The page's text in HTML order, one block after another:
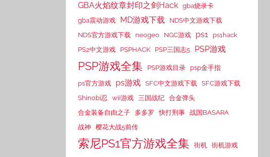
GBA火焰纹章封印之剑Hack gba烧录卡
gba震动游戏
MD游戏下载
NDS中文游戏下载
NDS官方游戏下载
neogeo NGC游戏 ps1
ps1hack
PS2中文游戏
PSPHACK PSP三国志5 PSP游戏
PSP游戏全集 PSP游戏目录
psp金手指
ps官方游戏
ps游戏 SFC中文游戏下载 SFC游戏下载
Shinobi忍
wii游戏 三国战纪 合金弹头
合金装备自由之子
多多罗 快打刑事 战国BASARA
战神
樱花大战5前传
索尼PS1官方游戏全集 街机 街机游戏